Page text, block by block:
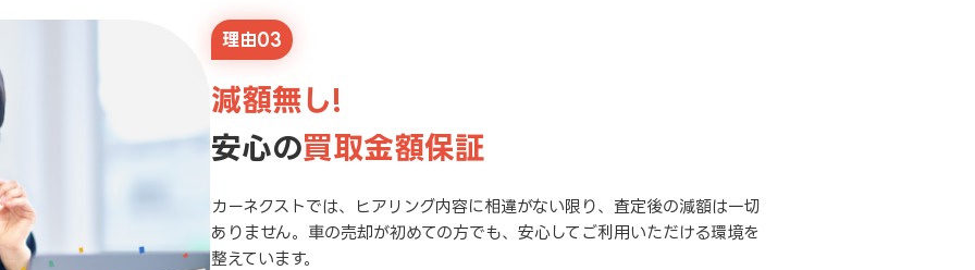
理由03
減額無し!
安心の買取金額保証
カーネクストでは、ヒアリング内容に相違がない限り、査定後の減額は一切
ありません。車の売却が初めての方でも、安心してご利用いただける環境を
整えています。